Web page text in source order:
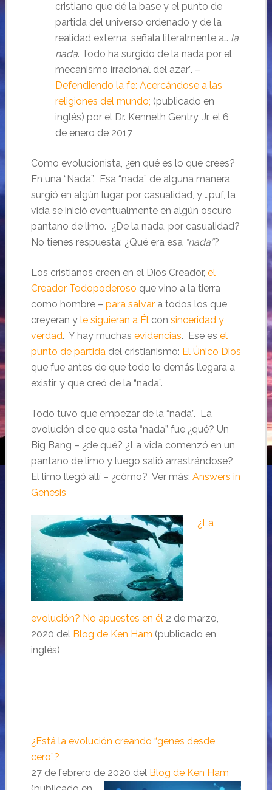
cristiano que dé la base y el punto de
partida del universo ordenado y de la
realidad externa, señala literalmente a… la
nada. Todo ha surgido de la nada por el
mecanismo irracional del azar”. –
Defendiendo la fe: Acercándose a las
religiones del mundo; (publicado en
inglés) por el Dr. Kenneth Gentry, Jr. el 6
de enero de 2017
Como evolucionista, ¿en qué es lo que crees?
En una “Nada”. Esa “nada” de alguna manera
surgió en algún lugar por casualidad, y …puf, la
vida se inició eventualmente en algún oscuro
pantano de limo. ¿De la nada, por casualidad?
No tienes respuesta: ¿Qué era esa “nada”?
Los cristianos creen en el Dios Creador, el
Creador Todopoderoso que vino a la tierra
como hombre – para salvara todos los que
creyeran y le siguieran a Élcon sinceridad y
verdad. Y hay muchas evidencias. Ese es el
punto de partidadel cristianismo: El Único Dios
que fue antes de que todo lo demás llegara a
existir, y que creó de la “nada”.
Todo tuvo que empezar de la “nada”. La
evolución dice que esta “nada” fue ¿qué? Un
Big Bang – ¿de qué? ¿La vida comenzó en un
pantano de limo y luego salió arrastrándose?
El limo llegó allí – ¿cómo? Ver más: Answers in
Genesis
¿La
evolución? No apuestes en él2 de marzo,
2020 del Blog de Ken Ham (publicado en
inglés)
¿Está la evolución creando “genes desde
cero”?
27 de febrero de2020 del Blog de Ken Ham